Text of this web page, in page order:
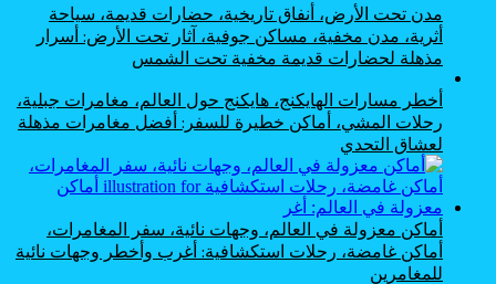
مدن تحت الأرض، أنفاق تاريخية، حضارات قديمة، سياحة
أثرية، مدن مخفية، مساكن جوفية، آثار تحت الأرض: أسرار
مذهلة لحضارات قديمة مخفية تحت الشمس
أخطر مسارات الهايكنج، هايكنج حول العالم، مغامرات جبلية،
رحلات المشي، أماكن خطيرة للسفر: أفضل مغامرات مذهلة
لعشاق التحدي
أماكن معزولة في العالم، وجهات نائية، سفر المغامرات،
أماكن غامضة، رحلات استكشافية: أغرب وأخطر وجهات نائية
للمغامرين